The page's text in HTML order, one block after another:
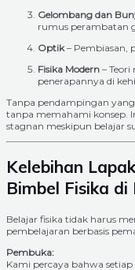
Gelombang dan
rumus perambatan
Optik– Pembiasan,
Fisika Modern –
penerapannya di
Tanpa pendampingan
tanpa memahami konsep.
stagnan meskipun belajar
Kelebihan
Bimbel Fisika
Belajar fisika tidak harus
pembelajaran berbasis
Pembuka:
Kami percaya bahwa